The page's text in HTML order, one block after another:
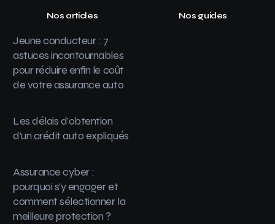
Nos articles
Jeune conducteur : 7
astuces incontournables
pour réduire enfin le coût
de votre assurance auto
Les délais d’obtention
d’un crédit auto expliqués
Assurance cyber :
pourquoi s’y engager et
comment sélectionner la
meilleure protection ?
Nos guides